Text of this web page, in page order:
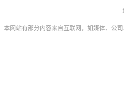
本网站有部分内容来自互联网，如媒体、公